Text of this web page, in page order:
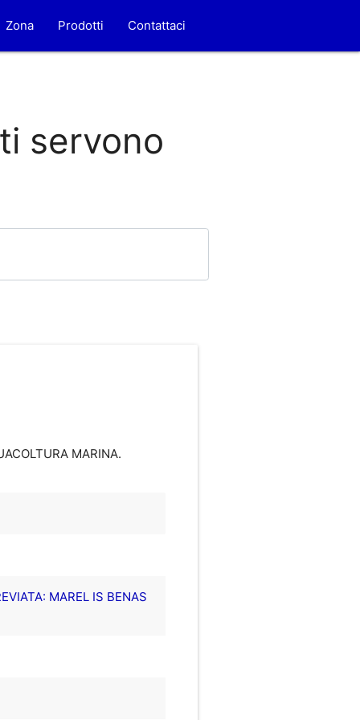
Zona Prodotti Contattaci
servono
MARINA.
MAREL IS BENAS